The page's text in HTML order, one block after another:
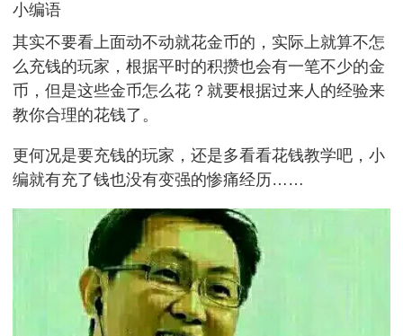
小编语
其实不要看上面动不动就花金币的，实际上就算不怎
么充钱的玩家，根据平时的积攒也会有一笔不少的金
币，但是这些金币怎么花？就要根据过来人的经验来
教你合理的花钱了。
更何况是要充钱的玩家，还是多看看花钱教学吧，小
编就有充了钱也没有变强的惨痛经历……